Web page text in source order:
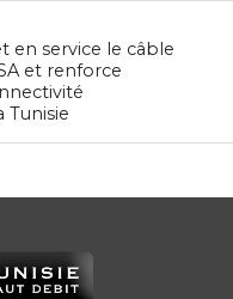
en service le câble
et renforce
Tunisie